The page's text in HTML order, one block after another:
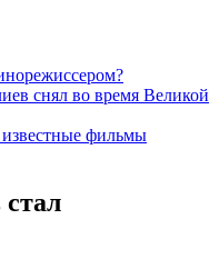
снял во время Великой
фильмы